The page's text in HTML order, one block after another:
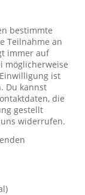
bestimmte
Teilnahme an
immer auf
möglicherweise
ist
Du kannst
die
gestellt
widerrufen.